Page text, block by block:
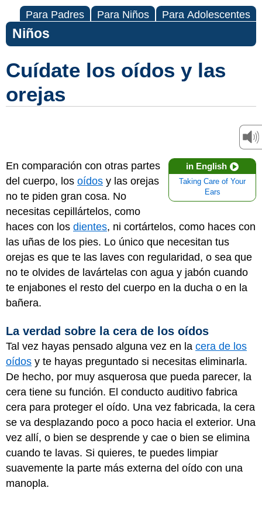
Para Padres Para Niños Para Adolescentes
Niños
Cuídate los oídos y las
orejas
in English
Taking Care of Your
Ears
En comparación con otras partes
del cuerpo, los oídos y las orejas
no te piden gran cosa. No
necesitas cepillártelos, como
haces con los dientes, ni cortártelos, como haces con
las uñas de los pies. Lo único que necesitan tus
orejas es que te las laves con regularidad, o sea que
no te olvides de lavártelas con agua y jabón cuando
te enjabones el resto del cuerpo en la ducha o en la
bañera.
La verdad sobre la cera de los oídos
Tal vez hayas pensado alguna vez en la cera de los
oídos y te hayas preguntado si necesitas eliminarla.
De hecho, por muy asquerosa que pueda parecer, la
cera tiene su función. El conducto auditivo fabrica
cera para proteger el oído. Una vez fabricada, la cera
se va desplazando poco a poco hacia el exterior. Una
vez allí, o bien se desprende y cae o bien se elimina
cuando te lavas. Si quieres, te puedes limpiar
suavemente la parte más externa del oído con una
manopla.